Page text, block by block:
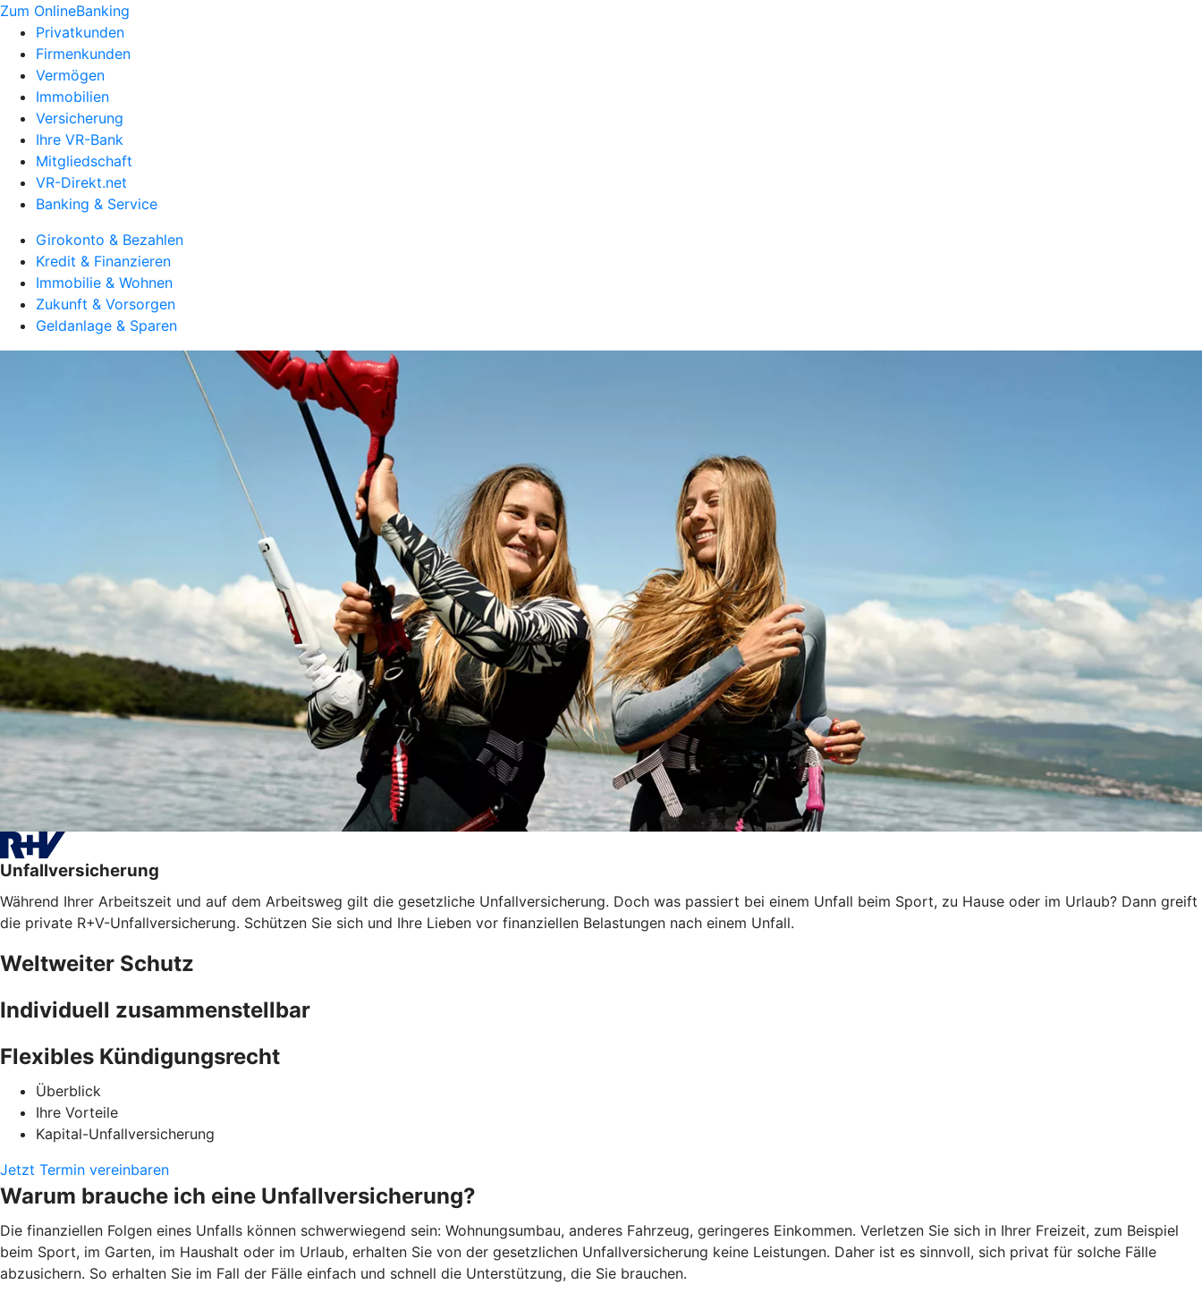
Zum OnlineBanking
Privatkunden
Firmenkunden
Vermögen
Immobilien
Versicherung
Ihre VR-Bank
Mitgliedschaft
VR-Direkt.net
Banking & Service
Girokonto & Bezahlen
Kredit & Finanzieren
Immobilie & Wohnen
Zukunft & Vorsorgen
Geldanlage & Sparen
Unfallversicherung
Während Ihrer Arbeitszeit und auf dem Arbeitsweg gilt die gesetzliche Unfallversicherung. Doch was passiert bei einem Unfall beim Sport, zu Hause oder im Urlaub? Dann greift
die private R+V-Unfallversicherung. Schützen Sie sich und Ihre Lieben vor finanziellen Belastungen nach einem Unfall.
Weltweiter Schutz
Individuell zusammenstellbar
Flexibles Kündigungsrecht
Überblick
Ihre Vorteile
Kapital-Unfallversicherung
Jetzt Termin vereinbaren
Warum brauche ich eine Unfallversicherung?
Die finanziellen Folgen eines Unfalls können schwerwiegend sein: Wohnungsumbau, anderes Fahrzeug, geringeres Einkommen. Verletzen Sie sich in Ihrer Freizeit, zum Beispiel
beim Sport, im Garten, im Haushalt oder im Urlaub, erhalten Sie von der gesetzlichen Unfallversicherung keine Leistungen. Daher ist es sinnvoll, sich privat für solche Fälle
abzusichern. So erhalten Sie im Fall der Fälle einfach und schnell die Unterstützung, die Sie brauchen.